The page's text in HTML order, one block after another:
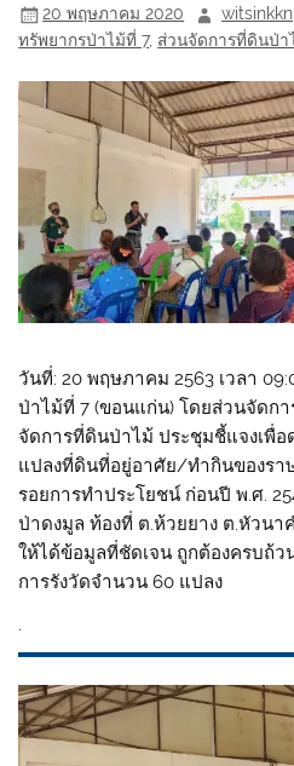
20 พฤษภาคม 2020 witsinkkn
ทรัพยากรป่าไม้ที่ 7, ส่วนจัดการที่ดินป่า
วันที่: 20 พฤษภาคม 2563 เวลา
ป่าไม้ที่ 7 (ขอนแก่น) โดยส่วนจัดก
จัดการที่ดินป่าไม้ ประชุมชี้แจงเพื่อ
แปลงที่ดินที่อยู่อาศัย/ทำกินของรา
รอยการทำประโยชน์ ก่อนปี พ.ศ.
ป่าดงมูล ท้องที่ ต.ห้วยยาง ต.หัวนา
ให้ได้ข้อมูลที่ชัดเจน ถูกต้องครบถ้ว
การรังวัดจำนวน 60 แปลง
.